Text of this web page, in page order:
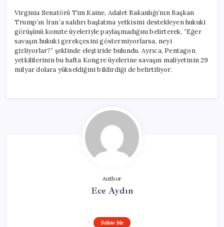
Virginia Senatörü Tim Kaine, Adalet Bakanlığı’nın Başkan
Trump’ın İran’a saldırı başlatma yetkisini destekleyen hukuki
görüşünü komite üyeleriyle paylaşmadığını belirterek, “Eğer
savaşın hukuki gerekçesini göstermiyorlarsa, neyi
gizliyorlar?” şeklinde eleştiride bulundu. Ayrıca, Pentagon
yetkililerinin bu hafta Kongre üyelerine savaşın maliyetinin 29
milyar dolara yükseldiğini bildirdiği de belirtiliyor.
Author
Ece Aydın
Follow Me